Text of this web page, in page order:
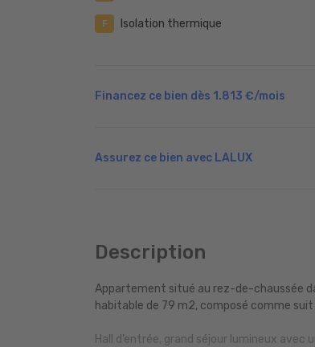
F Isolation thermique
Financez ce bien dès 1.813 €/mois
Assurez ce bien avec LALUX
Description
Appartement situé au rez-de-chaussée
habitable de 79 m2, composé comme suit
Hall d’entrée, grand séjour lumineux